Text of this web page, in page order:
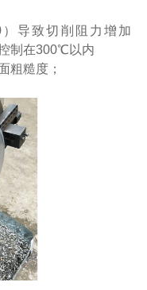
导致切削阻力增加
制在300℃以内
粗糙度；